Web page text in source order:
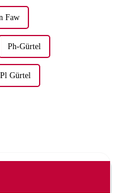
Faw
Ph-Gürtel
Pl Gürtel